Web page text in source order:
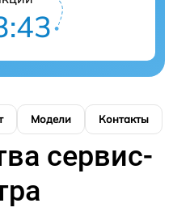
Модели Контакты
сервис-